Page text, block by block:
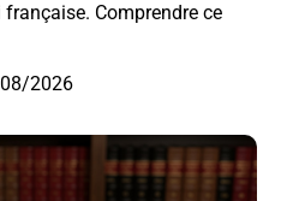
Comprendre ce
2026